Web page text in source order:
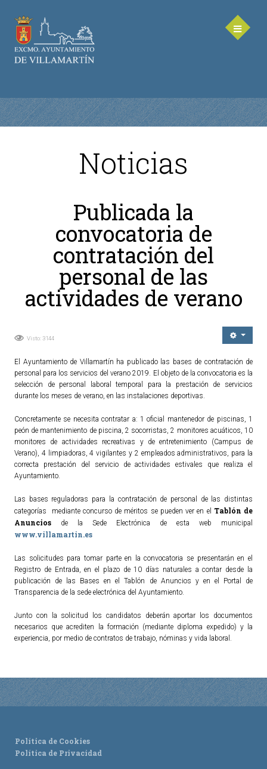
Equipo de Gobierno
Corporación Municipal - Legislatura 2023-2027
Teléfonos de contacto
Ordenanzas Municipales
Servicios Municipales
Salud
Educación
Centros Sociales y Asistenciales
Medio Ambiente
Transportes
Empleo y Seguridad Social
Seguridad
Servicios Comarcales
Servicios Provinciales
TURISMO
Historia
Fiestas
Gastronomía
Dónde comer
Artesanía
Noticias
Publicada la
convocatoria de
contratación del
personal de las
actividades de verano
Visto: 3144
El Ayuntamiento de Villamartín ha publicado las bases de contratación de
personal para los servicios del verano 2019. El objeto de la convocatoria es la
selección de personal laboral temporal para la prestación de servicios
durante los meses de verano, en las instalaciones deportivas.
Concretamente se necesita contratar a: 1 oficial mantenedor de piscinas, 1
peón de mantenimiento de piscina, 2 socorristas, 2 monitores acuáticos, 10
monitores de actividades recreativas y de entretenimiento (Campus de
Verano), 4 limpiadoras, 4 vigilantes y 2 empleados administrativos, para la
correcta prestación del servicio de actividades estivales que realiza el
Ayuntamiento.
Las bases reguladoras para la contratación de personal de las distintas
categorías mediante concurso de méritos se pueden ver en el Tablón de
Anuncios de la Sede Electrónica de esta web municipal
www.villamartin.es
Las solicitudes para tomar parte en la convocatoria se presentarán en el
Registro de Entrada, en el plazo de 10 días naturales a contar desde la
publicación de las Bases en el Tablón de Anuncios y en el Portal de
Transparencia de la sede electrónica del Ayuntamiento.
Junto con la solicitud los candidatos deberán aportar los documentos
necesarios que acrediten la formación (mediante diploma expedido) y la
experiencia, por medio de contratos de trabajo, nóminas y vida laboral.
Política de Cookies
Política de Privacidad